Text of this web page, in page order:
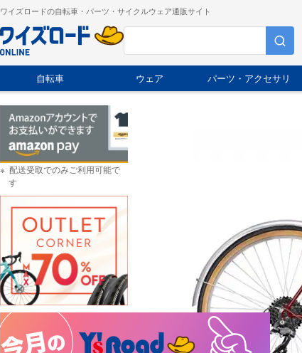
ワイズロードの自転車・パーツ・サイクルウェア通販サイト
自転車 ウェア パーツ・アクセサリ
配送受取でのみご利用可能で
す